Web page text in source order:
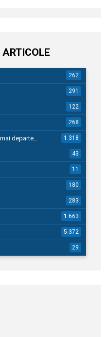
262
291
122
268
departe… 1.318
43
11
180
283
1.663
5.372
29